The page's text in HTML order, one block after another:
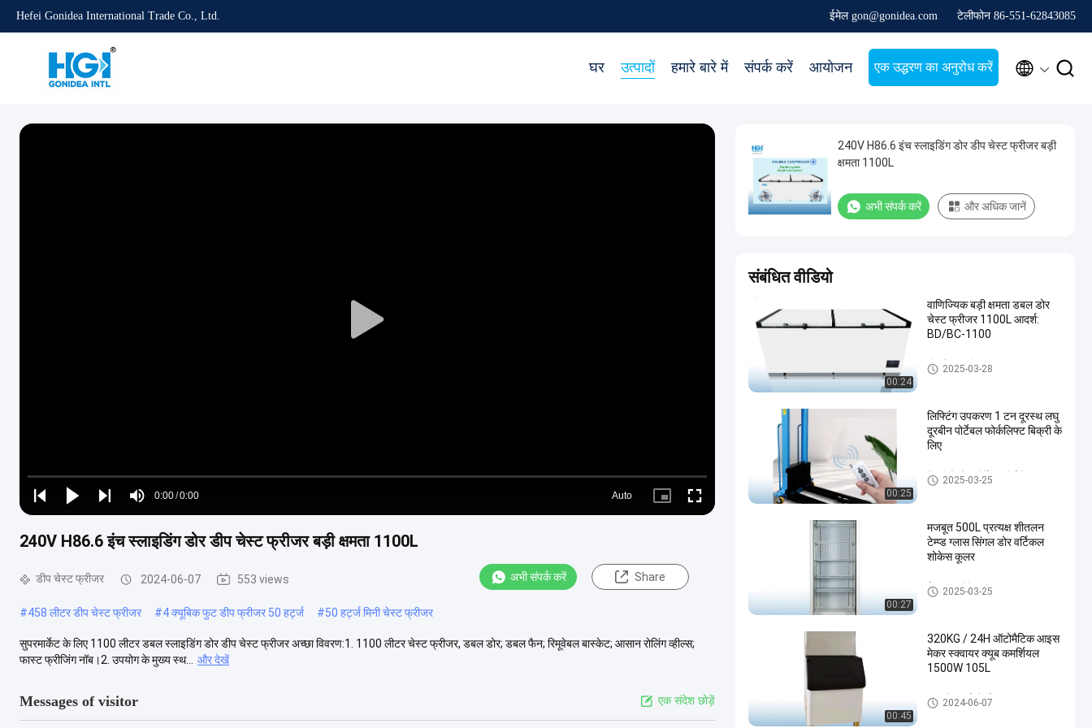
Hefei Gonidea International Trade Co., Ltd. ईमेल gon@gonidea.com टेलीफोन 86-551-62843085
घर उत्पादों हमारे बारे में संपर्क करें आयोजन एक उद्धरण का अनुरोध करें  
Play
Play
Play
Play
Mute
Time
0:00/0:00
Loaded:
0%
Auto
Picture- Fullscreen
240V H86.6 इंच स्लाइडिंग डोर डीप चेस्ट फ्रीजर बड़ी क्षमता 1100L
डीप चेस्ट फ्रीजर 2024-06-07 553 views अभी संपर्क करें Share
#458 लीटर डीप चेस्ट फ्रीजर #4 क्यूबिक फुट डीप फ्रीजर 50 हर्ट्ज #50 हर्ट्ज मिनी चेस्ट फ्रीजर
सुपरमार्केट के लिए 1100 लीटर डबल स्लाइडिंग डोर डीप चेस्ट फ्रीजर अच्छा विवरण:1. 1100 लीटर चेस्ट फ्रीजर, डबल डोर; डबल फैन; रिमूवेबल बास्केट; आसान रोलिंग व्हील्स;
फास्ट फ्रीजिंग नॉब।2. उपयोग के मुख्य स्थ...
और देखें
Messages of visitor एक संदेश छोड़ें
240V H86.6 इंच स्लाइडिंग डोर डीप चेस्ट फ्रीजर बड़ी
क्षमता 1100L
अभी संपर्क करें और अधिक जानें
संबंधित वीडियो
00:24
वाणिज्यिक बड़ी क्षमता डबल डोर
चेस्ट फ्रीजर 1100L आदर्श:
BD/BC-1100
डीप चेस्ट फ्रीजर
2025-03-28
00:25
लिफ्टिंग उपकरण 1 टन दूरस्थ लघु
दूरबीन पोर्टेबल फोर्कलिफ्ट बिक्री के
लिए
बिक्री के लिए पोर्टेबल फोर्कलिफ्ट
2025-03-25
00:27
मजबूत 500L प्रत्यक्ष शीतलन
टेम्प्ड ग्लास सिंगल डोर वर्टिकल
शोकेस कूलर
ईमानदार शोकेस कूलर
2025-03-25
00:45
320KG / 24H ऑटोमैटिक आइस
मेकर स्क्वायर क्यूब कमर्शियल
1500W 105L
स्वचालित बर्फ निर्माता
2024-06-07